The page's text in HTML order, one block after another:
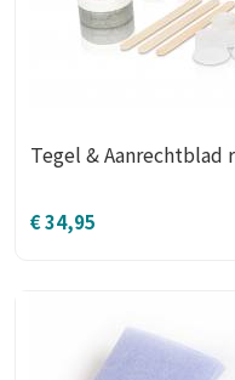
Tegel &
€34,95